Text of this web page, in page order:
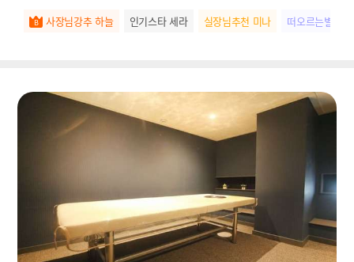
사장님강추 하늘 인기스타 세라 실장님추천 미나 떠오르는별 나린